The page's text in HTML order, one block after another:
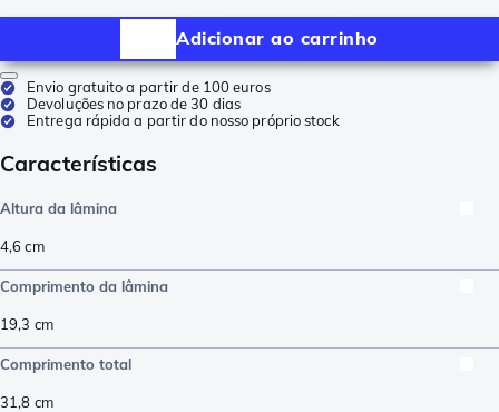
Adicionar ao carrinho
Envio gratuito a partir de 100 euros
Devoluções no prazo de 30 dias
Entrega rápida a partir do nosso próprio stock
Características
Altura da lâmina
4,6cm
Comprimento da lâmina
19,3 cm
Comprimento total
31,8 cm